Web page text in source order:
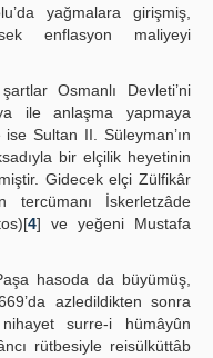
yağmalara girişmiş,
enflasyon maliyeyi
Osmanlı Devleti’ni
ile anlaşma yapmaya
Sultan II. Süleyman’ın
bir elçilik heyetinin
Gidecek elçi Zülfikâr
tercümanı İskerletzâde
4] ve yeğeni Mustafa
hasoda da büyümüş,
azledildikten sonra
surre-i hümâyûn
rütbesiyle reisülküttâb